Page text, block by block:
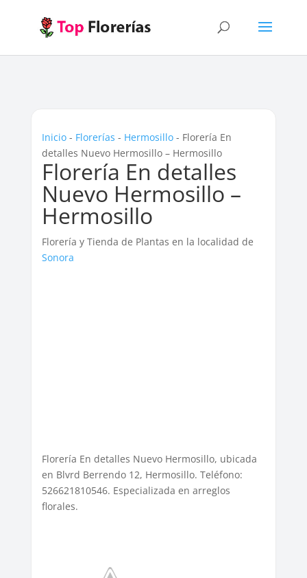
Inicio- Florerías - Hermosillo- Florería En
detalles Nuevo Hermosillo – Hermosillo
Florería En detalles
Nuevo Hermosillo –
Hermosillo
Florería y Tienda de Plantas en la localidad de
Sonora
Florería En detalles Nuevo Hermosillo, ubicada
en Blvrd Berrendo 12, Hermosillo. Teléfono:
526621810546. Especializada en arreglos
florales.